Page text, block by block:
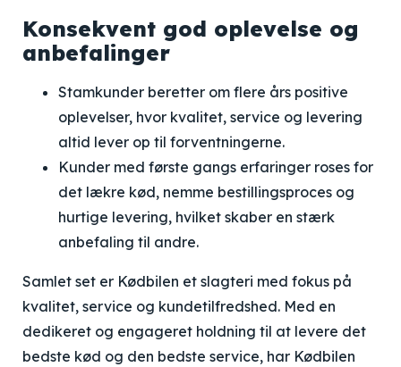
Konsekvent god oplevelse og
anbefalinger
Stamkunder beretter om flere års positive
oplevelser, hvor kvalitet, service og levering
altid lever op til forventningerne.
Kunder med første gangs erfaringer roses for
det lækre kød, nemme bestillingsproces og
hurtige levering, hvilket skaber en stærk
anbefaling til andre.
Samlet set er Kødbilen et slagteri med fokus på
kvalitet, service og kundetilfredshed. Med en
dedikeret og engageret holdning til at levere det
bedste kød og den bedste service, har Kødbilen